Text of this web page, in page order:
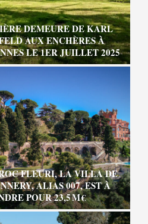
DEMEURE DE KARL
AUX ENCHÈRES À
LE 1ER JUILLET 2025
FLEURI, LA VILLA DE
ALIAS 007, EST À
POUR 23,5 M €